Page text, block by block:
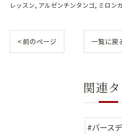
レッスン アルゼンチンタンゴ ミロン
< 前のページ 一覧に戻
関連
#バース